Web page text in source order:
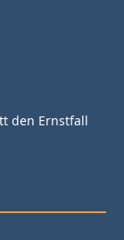
den Ernstfall